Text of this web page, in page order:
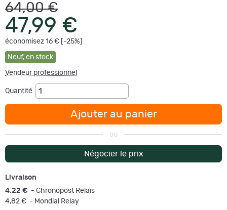
64,00 €
47,99 €
économisez 16 € [-25%]
Neuf, en stock
Vendeur professionnel
Quantité
Ajouter au panier
ou
Négocier le prix
Livraison
4,22 € - Chronopost Relais
4,82 € - Mondial Relay